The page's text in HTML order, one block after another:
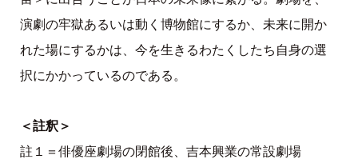
演劇の牢獄あるいは動く博物館にするか、未来に開か
れた場にするかは、今を生きるわたくしたち自身の選
択にかかっているのである。
＜註釈＞
註１＝俳優座劇場の閉館後、吉本興業の常設劇場